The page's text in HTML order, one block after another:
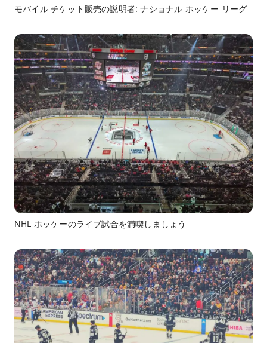
モバイル チケット販売の説明者: ナショナル ホッケー リーグ
NHL ホッケーのライブ試合を満喫しましょう